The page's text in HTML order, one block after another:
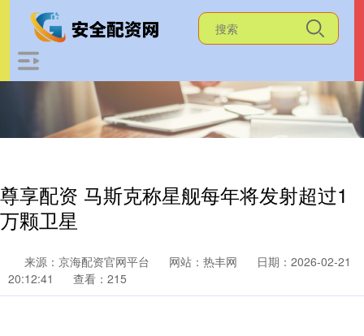
尊享配资 马斯克称星舰每年将发射超过1
万颗卫星
来源：京海配资官网平台 网站：热丰网
日期：2026-02-21
20:12:41
查看：215